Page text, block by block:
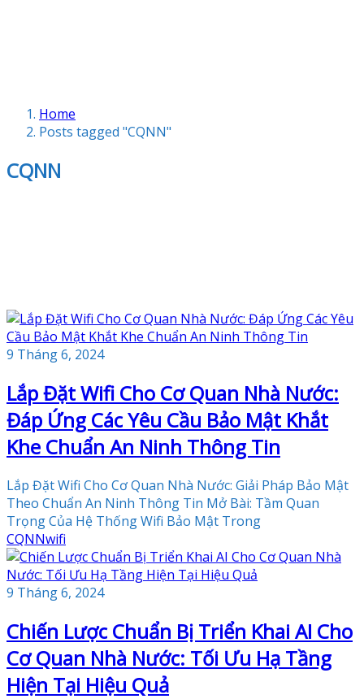
Home
Posts tagged "CQNN"
CQNN
9 Tháng 6, 2024
Lắp Đặt Wifi Cho Cơ Quan Nhà Nước:
Đáp Ứng Các Yêu Cầu Bảo Mật Khắt
Khe Chuẩn An Ninh Thông Tin
Lắp Đặt Wifi Cho Cơ Quan Nhà Nước: Giải Pháp Bảo Mật
Theo Chuẩn An Ninh Thông Tin Mở Bài: Tầm Quan
Trọng Của Hệ Thống Wifi Bảo Mật Trong
CQNNwifi
9 Tháng 6, 2024
Chiến Lược Chuẩn Bị Triển Khai AI Cho
Cơ Quan Nhà Nước: Tối Ưu Hạ Tầng
Hiện Tại Hiệu Quả